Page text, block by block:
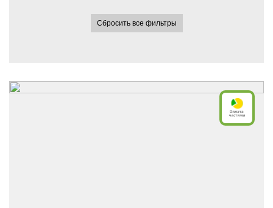
Сбросить все фильтры